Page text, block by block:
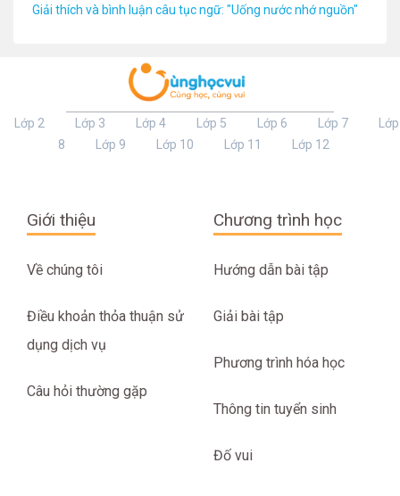
Giải thích và bình luận câu tục ngữ: "Uống nước nhớ nguồn"
Lớp 2 Lớp 3 Lớp 4 Lớp 5 Lớp 6 Lớp 7
Lớp
8
Lớp 9 Lớp 10 Lớp 11 Lớp 12
Giới thiệu
Về chúng tôi
Điều khoản thỏa thuận sử
dụng dịch vụ
Câu hỏi thường gặp
Chương trình học
Hướng dẫn bài tập
Giải bài tập
Phương trình hóa học
Thông tin tuyển sinh
Đố vui